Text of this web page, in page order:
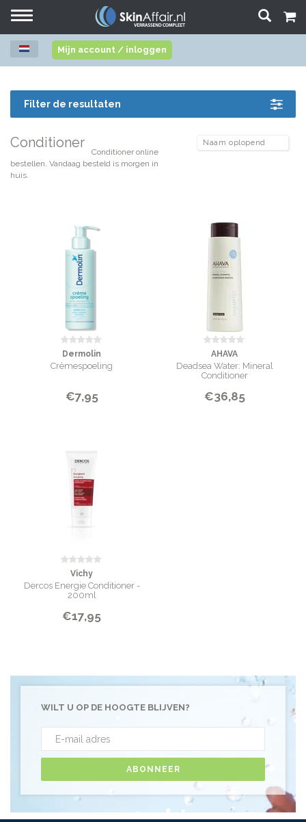
Toggle
Mijn account / inloggen
Filter de resultaten
Conditioner
Conditioner online
bestellen. Vandaag besteld is morgen in
huis.
Dermolin
Crèmespoeling
€7,95
AHAVA
Deadsea Water: Mineral
Conditioner
€36,85
Vichy
Dercos Energie Conditioner -
200ml
€17,95
WILT U OP DE HOOGTE BLIJVEN?
ABONNEER